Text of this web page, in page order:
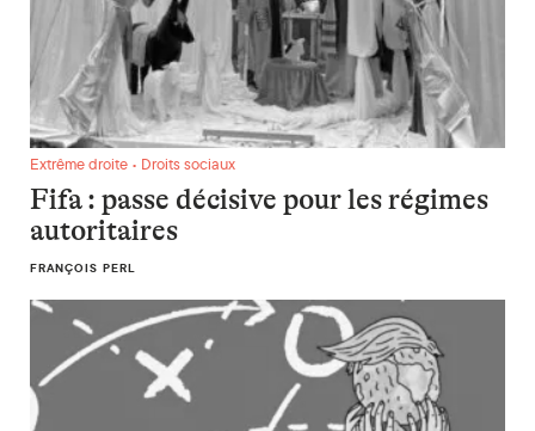
Fifa : passe décisive pour les régimes autoritaires
Extrême droite • Droits sociaux
Fifa : passe décisive pour les régimes
autoritaires
FRANÇOIS PERL